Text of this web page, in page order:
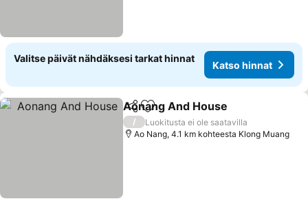
Valitse päivät nähdäksesi tarkat hinnat
Katso hinnat
Jaa Lisää suosikkeihin
Aonang And House
/
Luokitusta ei ole saatavilla
Ao Nang, 4.1 km kohteesta Klong Muang